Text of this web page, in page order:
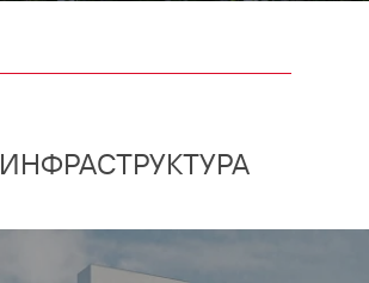
ИНФРАСТРУКТУРА